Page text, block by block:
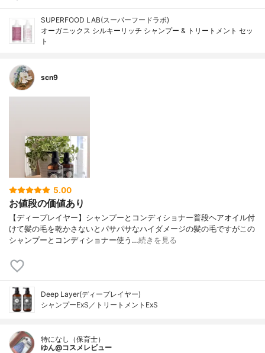
SUPERFOOD LAB(スーパーフードラボ)
オーガニックス シルキーリッチ シャンプー & トリートメント セッ
ト
scn9
5.00
お値段の価値あり
【ディープレイヤー】シャンプーとコンディショナー普段ヘアオイル付
けて髪の毛を乾かさないとパサパサなハイダメージの髪の毛ですがこの
シャンプーとコンディショナー使う…続きを見る
Deep Layer(ディープレイヤー)
シャンプーExS／トリートメントExS
特になし（保育士）
ゆん@コスメレビュー